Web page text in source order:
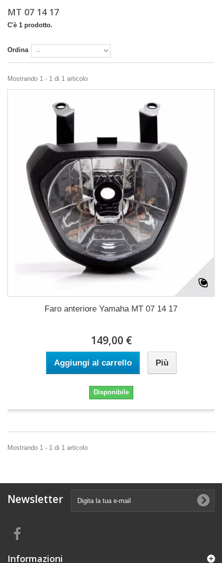
MT 07 14 17
C'è 1 prodotto.
Ordina
Mostrando 1 - 1 di 1 articolo
Faro anteriore Yamaha MT 07 14 17
149,00 €
Aggiungi al carrello Più
Disponibile
Mostrando 1 - 1 di 1 articolo
Newsletter
Informazioni